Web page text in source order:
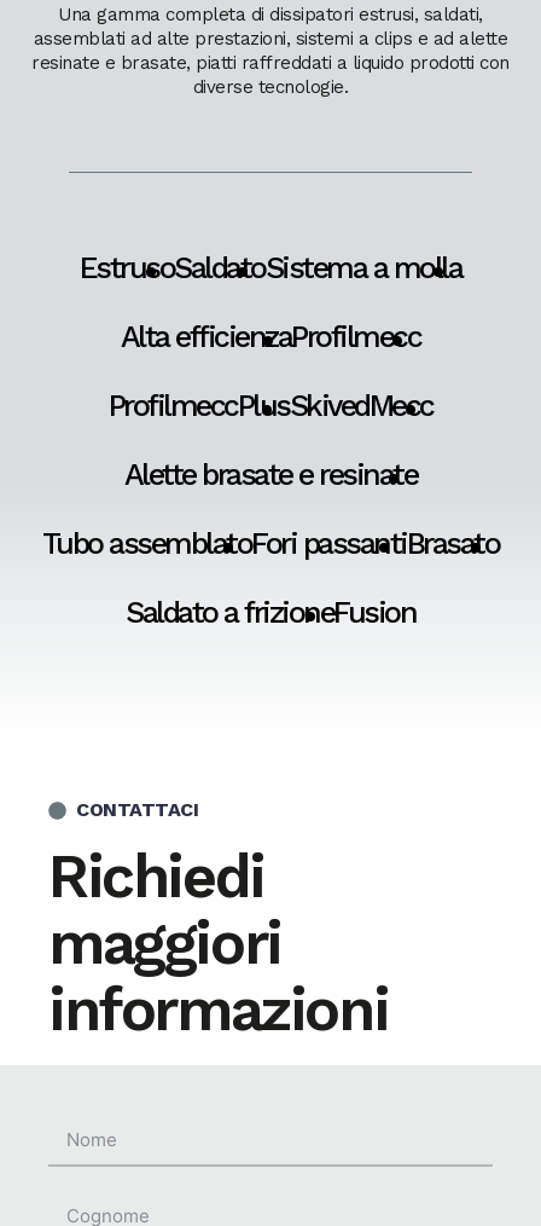
Una gamma completa di dissipatori estrusi, saldati,
assemblati ad alte prestazioni, sistemi a clips e ad alette
resinate e brasate, piatti raffreddati a liquido prodotti con
diverse tecnologie.
EstrusoSaldatoSistema a molla
Alta efficienzaProfilmecc
ProfilmeccPlusSkivedMecc
Alette brasate e resinate
Tubo assemblatoFori passantiBrasato
Saldato a frizioneFusion
CONTATTACI
Richiedi
maggiori
informazioni